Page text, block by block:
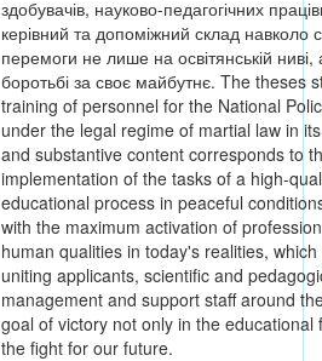
здобувачів, науково-педагогічних
керівний та допоміжний склад навколо
перемоги не лише на освітянській ниві,
боротьбі за своє майбутнє. The theses
training of personnel for the National
under the legal regime of martial law in
and substantive content corresponds to
implementation of the tasks of a high-
educational process in peaceful
with the maximum activation of
human qualities in today's realities,
uniting applicants, scientific and
management and support staff around
goal of victory not only in the educational
the fight for our future.